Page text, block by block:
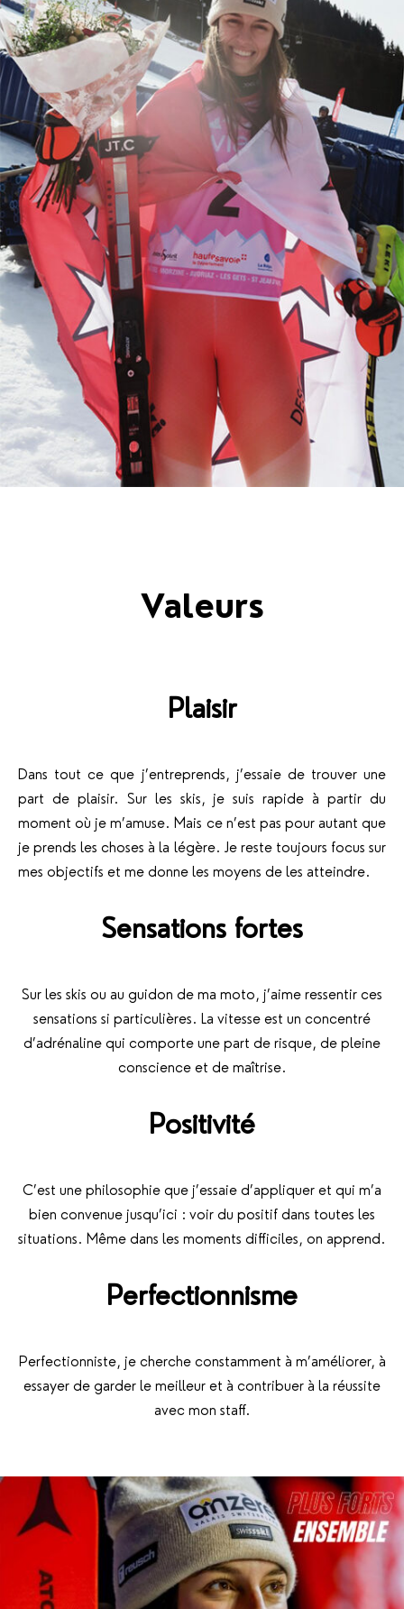
Valeurs
Plaisir
Dans tout ce que j’entreprends, j’essaie de trouver une
part de plaisir. Sur les skis, je suis rapide à partir du
moment où je m’amuse. Mais ce n’est pas pour autant que
je prends les choses à la légère. Je reste toujours focus sur
mes objectifs et me donne les moyens de les atteindre.
Sensations fortes
Sur les skis ou au guidon de ma moto, j’aime ressentir ces
sensations si particulières. La vitesse est un concentré
d’adrénaline qui comporte une part de risque, de pleine
conscience et de maîtrise.
Positivité
C’est une philosophie que j’essaie d’appliquer et qui m’a
bien convenue jusqu’ici : voir du positif dans toutes les
situations. Même dans les moments difficiles, on apprend.
Perfectionnisme
Perfectionniste, je cherche constamment à m’améliorer, à
essayer de garder le meilleur et à contribuer à la réussite
avec mon staff.